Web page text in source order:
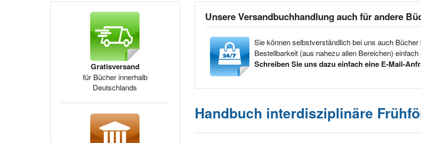
Unsere Versandbuchhandlung auch für andere
Sie können selbstverständlich bei uns auch
Bestellbarkeit (aus nahezu allen Bereichen)
Schreiben Sie uns dazu einfach eine E-Mail-
Handbuch interdisziplinäre
Gratisversand
für Bücher innerhalb
Deutschlands